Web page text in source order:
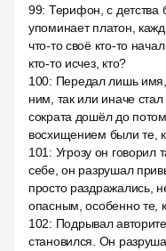
99: Терифон, с детства
упоминает платон,
что-то своё кто-то
кто-то исчез, кто?
100: Передал лишь
ним, так или иначе
сократа дошёл до
восхищением были те,
101 : Угрозу он говорил
себе, он разрушал
просто раздражались,
опасным, особенно те,
102: Подрывал
становился. Он